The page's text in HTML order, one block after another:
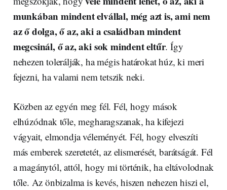
munkában mindent elvállal, még azt is, ami nem
az ő dolga, ő az, aki a családban mindent
megcsinál, ő az, aki sok mindent eltűr. Így
nehezen tolerálják, ha mégis határokat húz, ki meri
fejezni, ha valami nem tetszik neki.
Közben az egyén meg fél. Fél, hogy mások
elhúzódnak tőle, megharagszanak, ha kifejezi
vágyait, elmondja véleményét. Fél, hogy elveszíti
más emberek szeretetét, az elismerését, barátságát. Fél
a magánytól, attól, hogy mi történik, ha eltávolodnak
tőle. Az önbizalma is kevés, hiszen nehezen hiszi el,